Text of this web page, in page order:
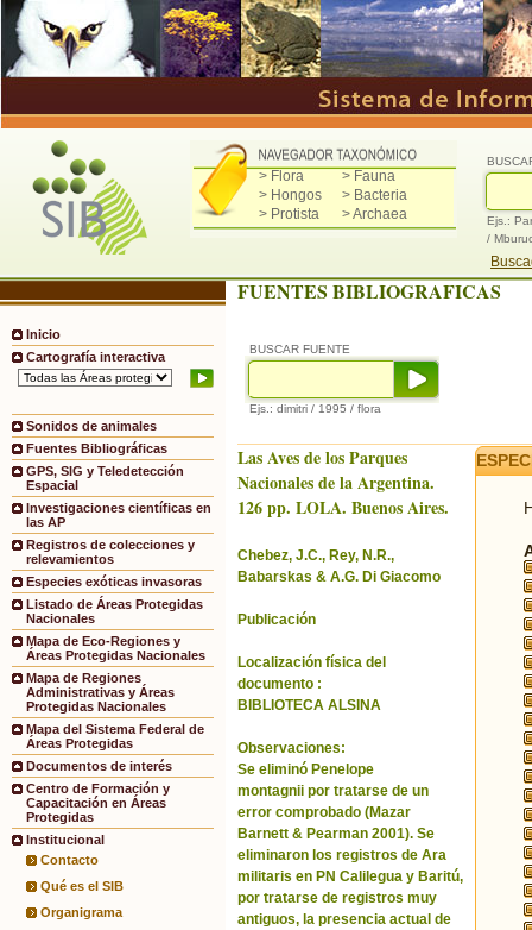
> Flora
> Fauna
> Hongos
> Bacteria
> Protista
> Archaea
Ejs.:
/
Inicio
Cartografía interactiva
Sonidos de animales
Fuentes Bibliográficas
GPS, SIG y Teledetección
Espacial
Investigaciones científicas en
las AP
Registros de colecciones y
relevamientos
Especies exóticas invasoras
Listado de Áreas Protegidas
Nacionales
Mapa de Eco-Regiones y
Áreas Protegidas Nacionales
Mapa de Regiones
Administrativas y Áreas
Protegidas Nacionales
Mapa del Sistema Federal de
Áreas Protegidas
Documentos de interés
Centro de Formación y
Capacitación en Áreas
Protegidas
Institucional
Contacto
Qué es el SIB
Organigrama
FUENTES BIBLIOGRAFICAS
BUSCAR FUENTE
Ejs.: dimitri / 1995 / flora
Las Aves de los Parques
Nacionales de la Argentina.
126 pp. LOLA. Buenos Aires.
Chebez, J.C., Rey, N.R.,
Babarskas & A.G. Di Giacomo
Publicación
Localización física del
documento :
BIBLIOTECA ALSINA
Observaciones:
Se eliminó Penelope
montagnii por tratarse de un
error comprobado (Mazar
Barnett & Pearman 2001). Se
eliminaron los registros de Ara
militaris en PN Calilegua y Baritú,
por tratarse de registros muy
antiguos, la presencia actual de